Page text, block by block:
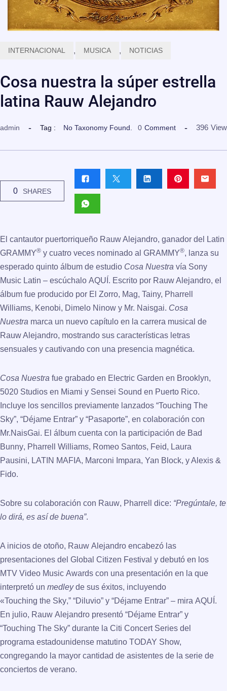
INTERNACIONAL , MUSICA , NOTICIAS
Cosa nuestra la súper estrella
latina Rauw Alejandro
admin Tag : No Taxonomy Found. 0 Comment 396 View
0 SHARES
El cantautor puertorriqueño Rauw Alejandro, ganador del Latin
GRAMMY® y cuatro veces nominado al GRAMMY®, lanza su
esperado quinto álbum de estudio Cosa Nuestra vía Sony
Music Latin – escúchalo AQUÍ . Escrito por Rauw Alejandro, el
álbum fue producido por El Zorro, Mag, Tainy, Pharrell
Williams, Kenobi, Dimelo Ninow y Mr. Naisgai. Cosa
Nuestra marca un nuevo capítulo en la carrera musical de
Rauw Alejandro, mostrando sus características letras
sensuales y cautivando con una presencia magnética.
Cosa Nuestra fue grabado en Electric Garden en Brooklyn,
5020 Studios en Miami y Sensei Sound en Puerto Rico.
Incluye los sencillos previamente lanzados “Touching The
Sky”, “Déjame Entrar” y “Pasaporte”, en colaboración con
Mr.NaisGai. El álbum cuenta con la participación de Bad
Bunny, Pharrell Williams, Romeo Santos, Feid, Laura
Pausini, LATIN MAFIA, Marconi Impara, Yan Block, y Alexis &
Fido.
Sobre su colaboración con Rauw, Pharrell dice: “Pregúntale, te
lo dirá, es así de buena”.
A inicios de otoño, Rauw Alejandro encabezó las
presentaciones del Global Citizen Festival y debutó en los
MTV Video Music Awards con una presentación en la que
interpretó un medleyde sus éxitos, incluyendo
«Touching the Sky,” “Diluvio” y “Déjame Entrar” – mira AQUÍ .
En julio, Rauw Alejandro presentó “Déjame Entrar” y
“Touching The Sky” durante la Citi Concert Series del
programa estadounidense matutino TODAY Show,
congregando la mayor cantidad de asistentes de la serie de
conciertos de verano.